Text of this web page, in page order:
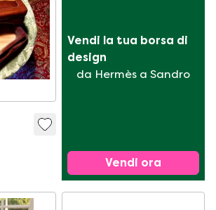
Vendi la tua borsa di
design
da Hermès a Sandro
Vendi ora